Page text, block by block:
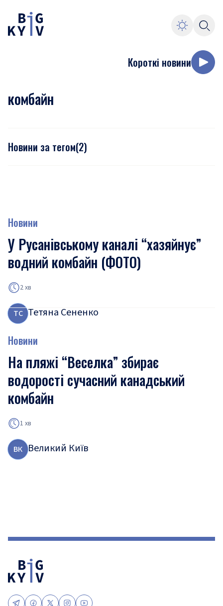
Короткі новини
комбайн
Новини за тегом(2)
Новини
У Русанівському каналі “хазяйнує”
водний комбайн (ФОТО)
2 хв
ТС Тетяна Сененко
Новини
На пляжі “Веселка” збирає
водорості сучасний канадський
комбайн
1 хв
ВК Великий Київ